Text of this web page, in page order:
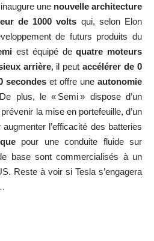
une nouvelle architecture
de 1000 volts qui, selon Elon
de futurs produits du
est équipé dequatre moteurs
arrière, il peutaccélérer de 0
secondes et offre une autonomie
plus, le « Semi » dispose d’un
la mise en portefeuille, d’un
augmenter l’efficacité des batteries
pour une conduite fluide sur
base sont commercialisés à un
Reste à voir si Tesla s’engagera